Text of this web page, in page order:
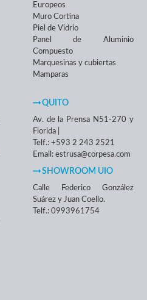
Europeos
Muro Cortina
Piel de Vidrio
Panel de Aluminio
Compuesto
Marquesinas y cubiertas
Mamparas
QUITO
Av. de la Prensa N51-270 y
Florida |
Telf.: +593 2 243 2521
Email: estrusa@corpesa.com
SHOWROOM UIO
Calle Federico González
Suárez y Juan Coello.
Telf.: 0993961754